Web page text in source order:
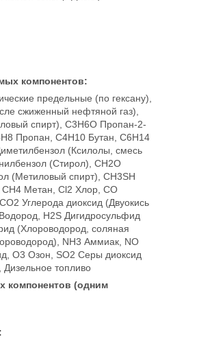
компонентов:
предельные (по гексану),
сжиженный нефтяной газ),
спирт), C3H6O Пропан-2-
Пропан, C4H10 Бутан, C6H14
(Ксилолы, смесь
(Стирол), CH2O
(Метиловый спирт), CH3SH
Метан, Cl2 Хлор, CO
Углерода диоксид (Двуокись
H2S Дигидросульфид
(Хлороводород, соляная
NH3 Аммиак, NO
O3 Озон, SO2 Серы диоксид
топливо
компонентов (одним